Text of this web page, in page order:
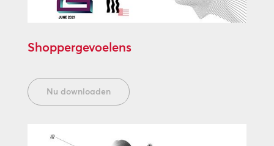
Shoppergevoelens
Nu downloaden